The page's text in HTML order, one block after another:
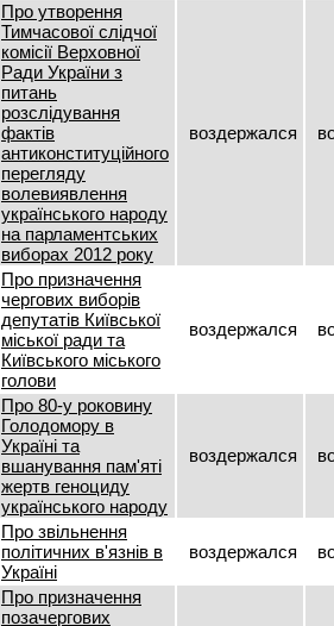
Про утворення
Тимчасової слідчої
комісії Верховної
Ради України з
питань
розслідування
фактів
антиконституційного
перегляду
волевиявлення
українського народу
на парламентських
виборах 2012 року
воздержался
Про призначення
чергових виборів
депутатів Київської
міської ради та
Київського міського
голови
воздержался
Про 80-у роковину
Голодомору в
Україні та
вшанування пам'яті
жертв геноциду
українського народу
воздержался
Про звільнення
політичних в'язнів в
Україні
воздержался
Про призначення
позачергових